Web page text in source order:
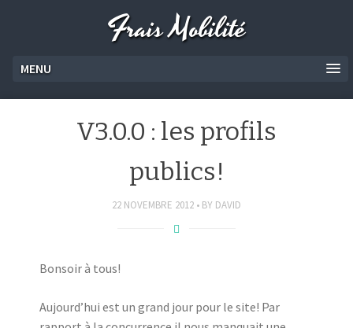
Frais Mobilité
MENU
V3.0.0 : les profils
publics!
22 NOVEMBRE 2012 BY DAVID
Bonsoir à tous!
Aujourd’hui est un grand jour pour le site! Par